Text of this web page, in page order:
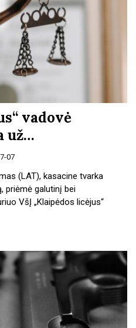
vadovė
už…
07
(LAT), kasacine tvarka
priėmė galutinį bei
VšĮ „Klaipėdos licėjus“